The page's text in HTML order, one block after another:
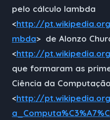
pelo cálculo lambda
<http://
mbda> de Alonzo
<http://
que formaram as
Ciência da Computação
<http://